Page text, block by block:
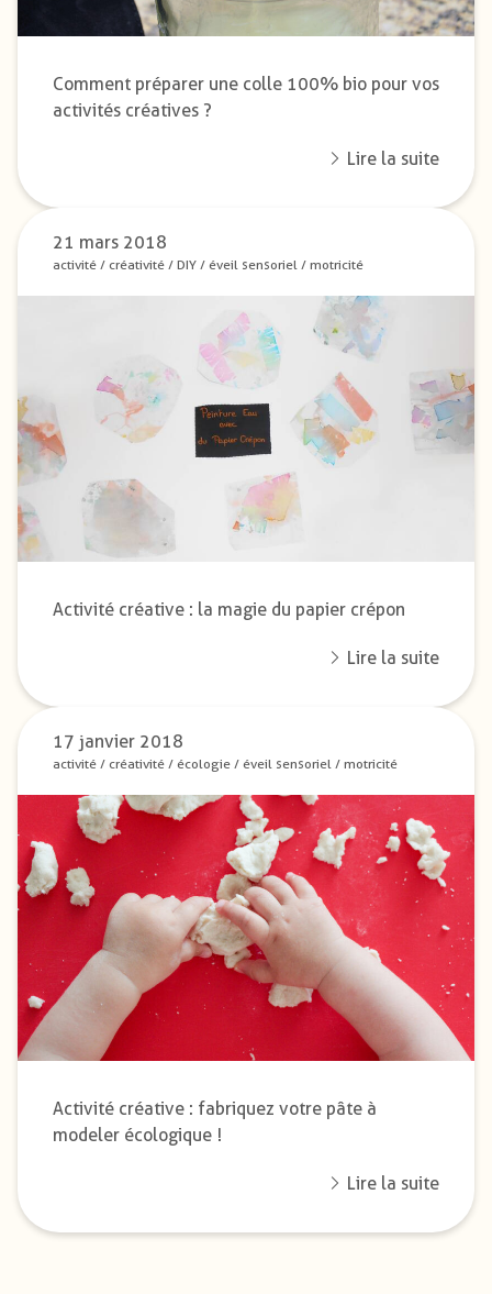
Comment préparer une colle 100% bio pour vos
activités créatives ?
Lire la suite
21 mars 2018
activité / créativité / DIY / éveil sensoriel / motricité
Activité créative : la magie du papier crépon
Lire la suite
17 janvier 2018
activité / créativité / écologie / éveil sensoriel / motricité
Activité créative : fabriquez votre pâte à
modeler écologique !
Lire la suite